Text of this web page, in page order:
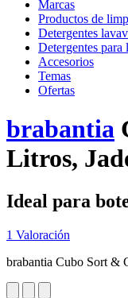
Marcas
Productos de
Detergentes
Detergentes para
Accesorios
Temas
Ofertas
brabantia
Litros,
Ideal para
1 Valoración
brabantia Cubo Sort &